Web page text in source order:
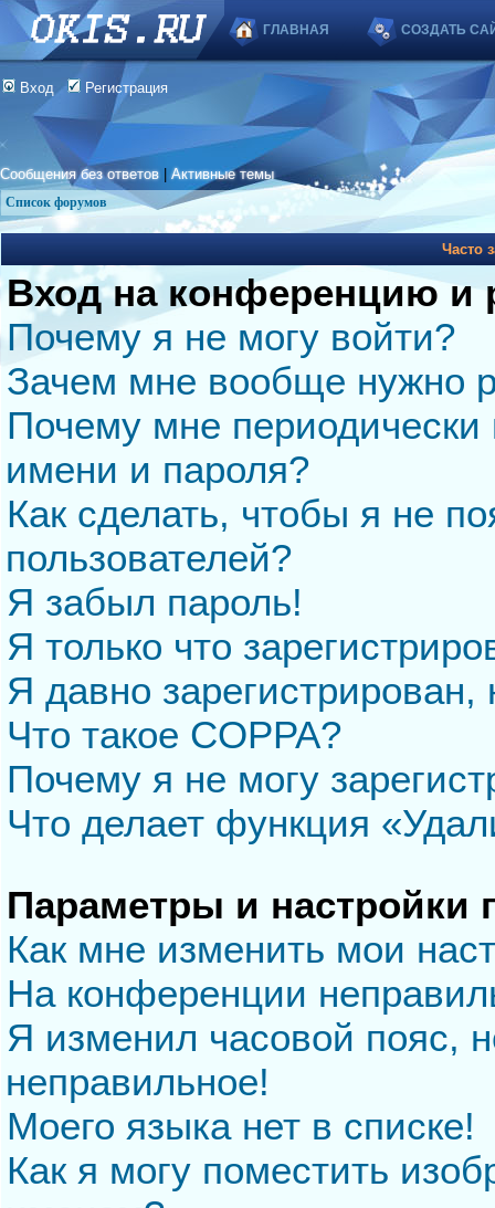
ГЛАВНАЯ СОЗДАТЬ
Вход Регистрация
Сообщения без ответов |Активные темы
Список форумов
Часто
Вход на конференцию и
Почему я не могу войти?
Зачем мне вообще нужно
Почему мне периодически
имени и пароля?
Как сделать, чтобы я не
пользователей?
Я забыл пароль!
Я только что
Я давно
Что такое COPPA?
Почему я не могу
Что делает функция
Параметры и настройки
Как мне изменить мои
На конференции
Я изменил часовой пояс,
неправильное!
Моего языка нет в списке!
Как я могу поместить